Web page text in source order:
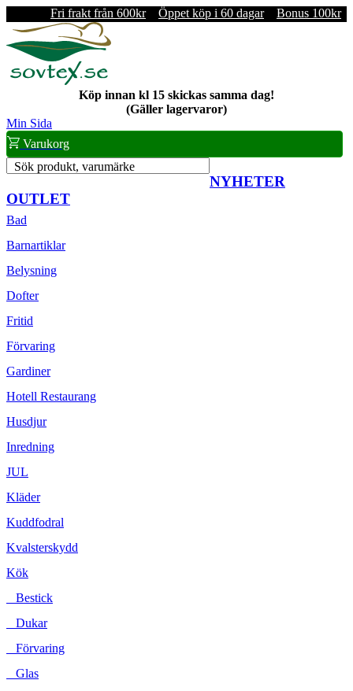
Fri frakt från 600kr Öppet köp i 60 dagar Bonus 100kr
Köp innan kl 15 skickas samma dag!
(Gäller lagervaror)
Min Sida
Varukorg
Sök produkt, varumärke
NYHETER
OUTLET
Bad
Barnartiklar
Belysning
Dofter
Fritid
Förvaring
Gardiner
Hotell Restaurang
Husdjur
Inredning
JUL
Kläder
Kuddfodral
Kvalsterskydd
Kök
Bestick
Dukar
Förvaring
Glas